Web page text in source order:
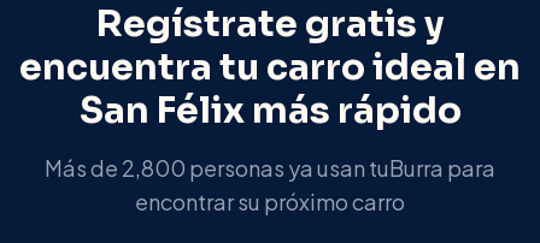
Regístrate gratis y
encuentra tu carro ideal en
San Félixmás rápido
Más de 2,800 personas ya usan tuBurra para
encontrar su próximo carro